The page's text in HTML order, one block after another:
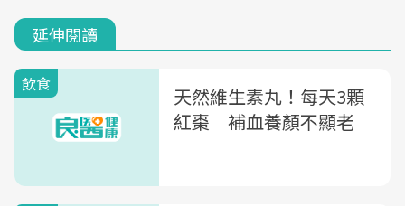
延伸閱讀
飲食
天然維生素丸！每天3顆
紅棗 補血養顏不顯老